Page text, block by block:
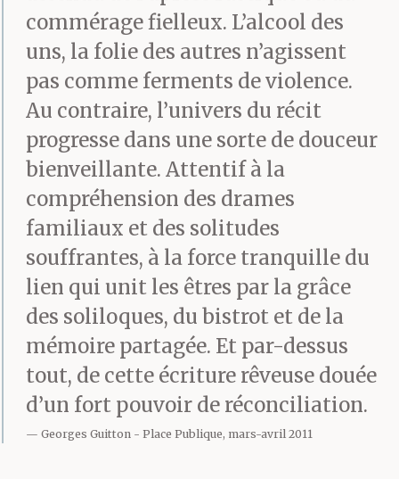
casquette à la patère et
va s’installer au bar. Il
pose son tabouret à côté
de celui de l’ex-grutier.
Demande si tout va
bien. Jimmy répond que
oui. Sa mère ne peut
plus s’alimenter mais
ils l’ont mise sous
perfusion. Il n’est pas
inquiet. A l’hôpital, le
personnel veille. Elle se
commérage fielleux. L’alcool des
uns, la folie des autres n’agissent
pas comme ferments de violence.
Au contraire, l’univers du récit
progresse dans une sorte de douceur
bienveillante. Attentif à la
compréhension des drames
familiaux et des solitudes
souffrantes, à la force tranquille du
lien qui unit les êtres par la grâce
des soliloques, du bistrot et de la
mémoire partagée. Et par-dessus
tout, de cette écriture rêveuse douée
d’un fort pouvoir de réconciliation.
Georges Guitton Place Publique, mars-avril 2011